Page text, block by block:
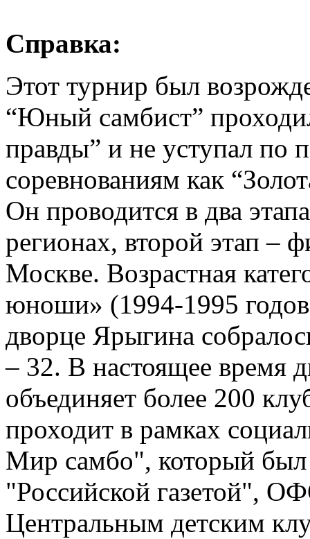
Справка:
Этот турнир был
“Юный самбист”
правды” и не уступал по
соревнованиям как
Он проводится в два
регионах, второй этап –
Москве. Возрастная
юноши» (1994-1995
дворце Ярыгина
– 32. В настоящее время
объединяет более 200
проходит в рамках
Мир самбо", который был
"Российской газетой",
Центральным детским